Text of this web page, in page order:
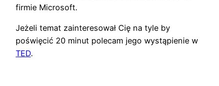
firmie Microsoft.
Jeżeli temat zainteresował Cię na tyle by
poświęcić 20 minut polecam jego wystąpienie w
TED.